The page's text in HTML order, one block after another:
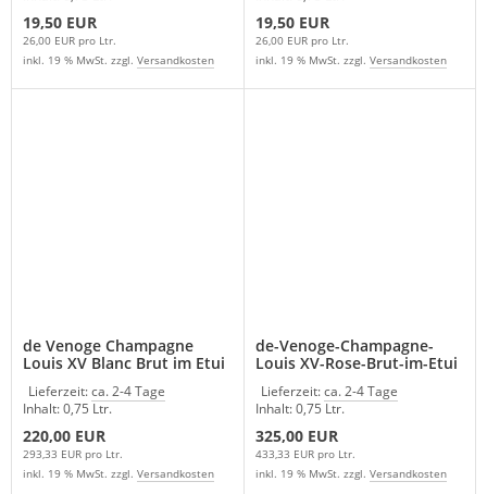
19,50 EUR
26,00 EUR pro Ltr.
inkl. 19 % MwSt. zzgl. Versandkosten
19,50 EUR
26,00 EUR pro Ltr.
inkl. 19 % MwSt. zzgl. Versandkosten
de Venoge Champagne
Louis XV Blanc Brut im Etui
Lieferzeit:ca. 2-4 Tage
Inhalt: 0,75 Ltr.
220,00 EUR
293,33 EUR pro Ltr.
inkl. 19 % MwSt. zzgl. Versandkosten
de-Venoge-Champagne-
Louis XV-Rose-Brut-im-Etui
Lieferzeit:ca. 2-4 Tage
Inhalt: 0,75 Ltr.
325,00 EUR
433,33 EUR pro Ltr.
inkl. 19 % MwSt. zzgl. Versandkosten